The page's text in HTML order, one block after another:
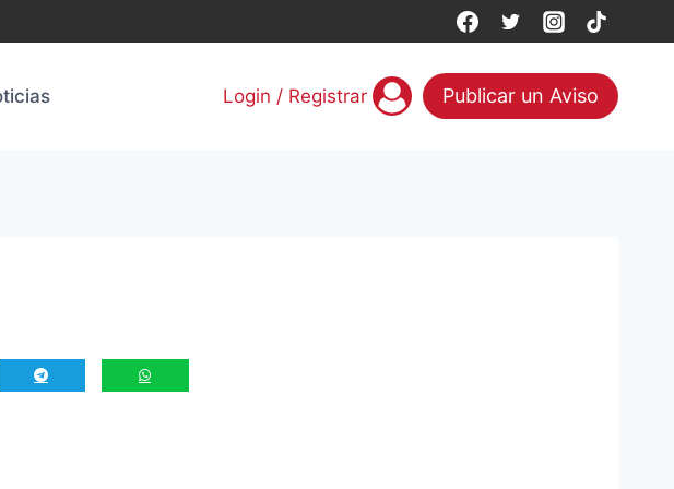
Login / Registrar Publicar un Aviso